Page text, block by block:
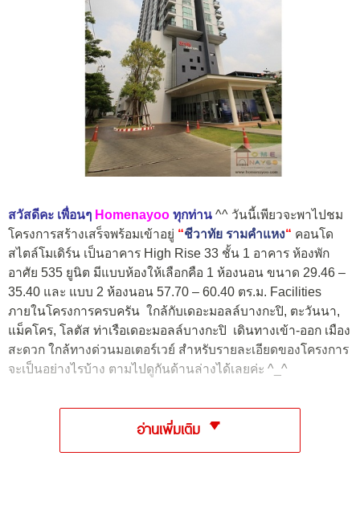
สวัสดีคะ เพื่อนๆ Homenayoo ทุกท่าน ^^ วันนี้เพียวจะพาไปชม
โครงการสร้างเสร็จพร้อมเข้าอยู่ “ชีวาทัย รามคำแหง“ คอนโด
สไตล์โมเดิร์น เป็นอาคาร High Rise 33 ชั้น 1 อาคาร ห้องพัก
อาศัย 535 ยูนิต มีแบบห้องให้เลือกคือ 1 ห้องนอน ขนาด 29.46 –
35.40 และ แบบ 2 ห้องนอน 57.70 – 60.40 ตร.ม. Facilities
ภายในโครงการครบครัน ใกล้กับเดอะมอลล์บางกะปิ, ตะวันนา,
แม็คโคร, โลตัส ท่าเรือเดอะมอลล์บางกะปิ เดินทางเข้า-ออก เมือง
สะดวก ใกล้ทางด่วนมอเตอร์เวย์ สำหรับรายละเอียดของโครงการ
จะเป็นอย่างไรบ้าง ตามไปดูกันด้านล่างได้เลยค่ะ ^_^
อ่านเพิ่มเติม